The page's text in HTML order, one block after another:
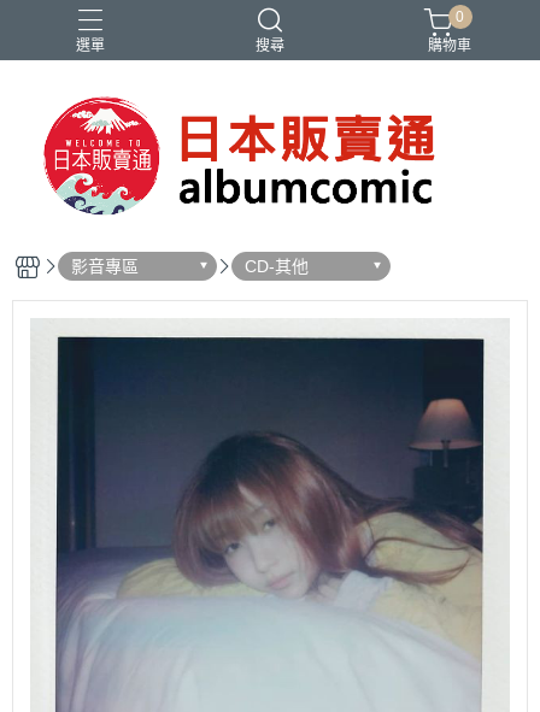
選單 搜尋
Ado IDOLiSH7 バンドリ 刀劍亂舞 妮姬
0
購物車
影音專區 CD-其他